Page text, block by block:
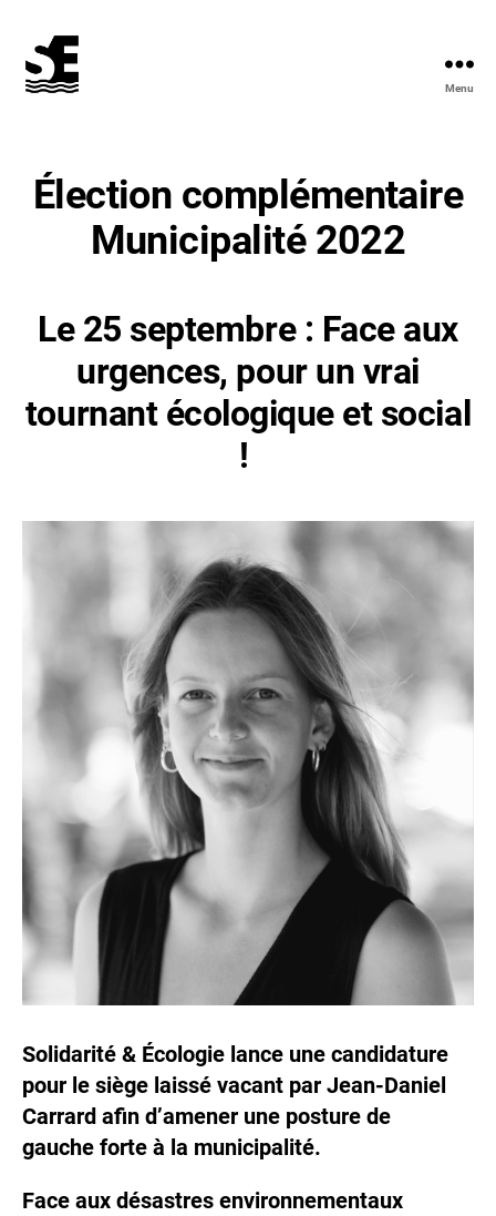
Menu
Élection complémentaire
Municipalité 2022
Le 25 septembre : Face aux
urgences, pour un vrai
tournant écologique et social
!
Solidarité & Écologie lance une candidature
pour le siège laissé vacant par Jean-Daniel
Carrard afin d’amener une posture de
gauche forte à la municipalité.
Face aux désastres environnementaux